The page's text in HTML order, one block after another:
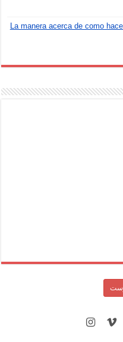
?La manera acerca de como